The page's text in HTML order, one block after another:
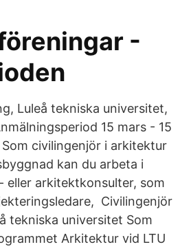
-
Luleå tekniska universitet,
15 mars - 15
civilingenjör i arkitektur
kan du arbeta i
eller arkitektkonsulter, som
Civilingenjör
tekniska universitet Som
Arkitektur vid LTU